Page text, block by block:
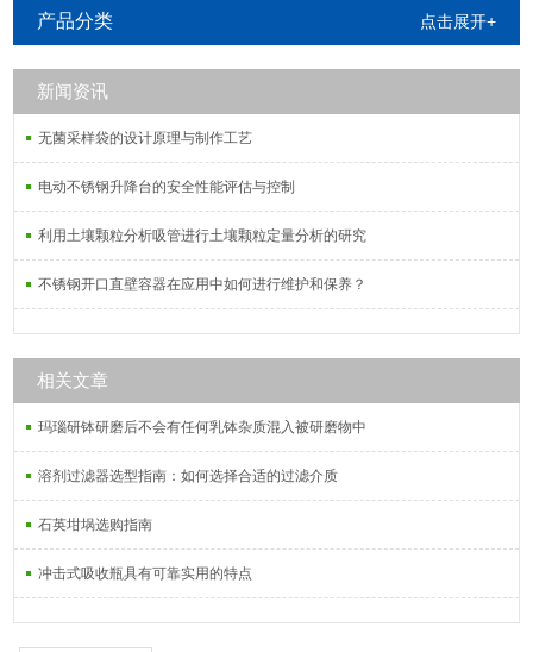
膜，CELL超滤纤维素微孔滤膜，PP
孔滤膜，PVDF聚偏氟乙烯微孔滤膜，
产品分类 点击展开+
新闻资讯
无菌采样袋的设计原理与制作工艺
电动不锈钢升降台的安全性能评估与控制
利用土壤颗粒分析吸管进行土壤颗粒定量分析的研究
不锈钢开口直壁容器在应用中如何进行维护和保养？
相关文章
玛瑙研钵研磨后不会有任何乳钵杂质混入被研磨物中
溶剂过滤器选型指南：如何选择合适的过滤介质
石英坩埚选购指南
冲击式吸收瓶具有可靠实用的特点